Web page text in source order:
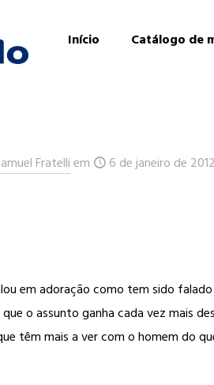
Início Catálogo de
Fratelliem 6 de janeiro de 2012
em adoração como tem sido
o assunto ganha cada vez mais
têm mais a ver com o homem do